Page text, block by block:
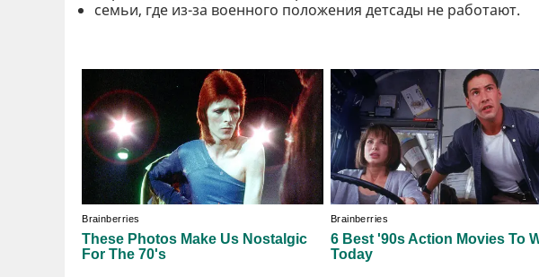
семьи, где из-за военного положения детсады не работают.